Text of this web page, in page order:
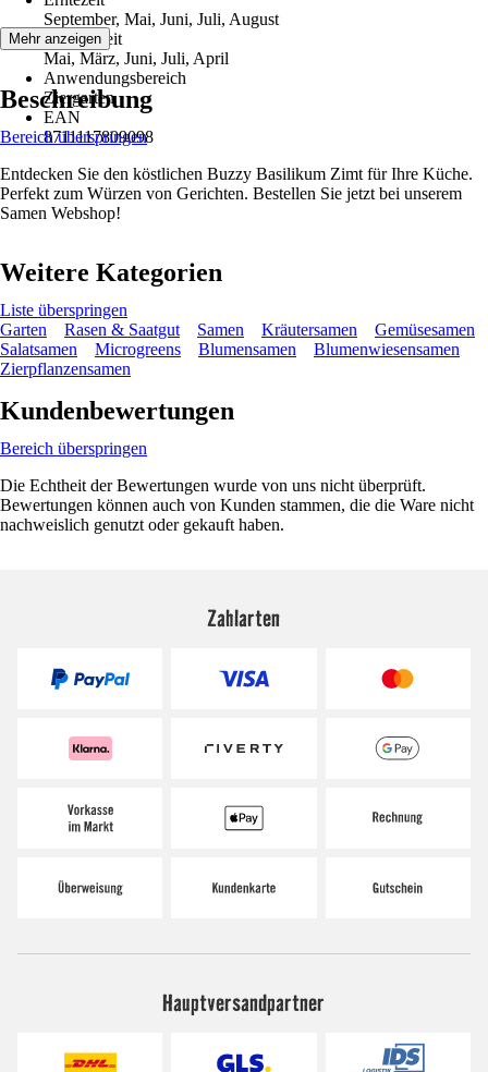
September, Mai, Juni, Juli, August
Aussaatzeit
Mai, März, Juni, Juli, April
Anwendungsbereich
Ziergarten
EAN
8711117809098
Mehr anzeigen
Beschreibung
Bereich überspringen
Entdecken Sie den köstlichen Buzzy Basilikum Zimt für Ihre Küche.
Perfekt zum Würzen von Gerichten. Bestellen Sie jetzt bei unserem
Samen Webshop!
Weitere Kategorien
Liste überspringen
Garten
Rasen & Saatgut Samen Kräutersamen
Gemüsesamen
Salatsamen
Microgreens Blumensamen
Blumenwiesensamen
Zierpflanzensamen
Kundenbewertungen
Bereich überspringen
Die Echtheit der Bewertungen wurde von uns nicht überprüft.
Bewertungen können auch von Kunden stammen, die die Ware nicht
nachweislich genutzt oder gekauft haben.
Zahlarten
Hauptversandpartner